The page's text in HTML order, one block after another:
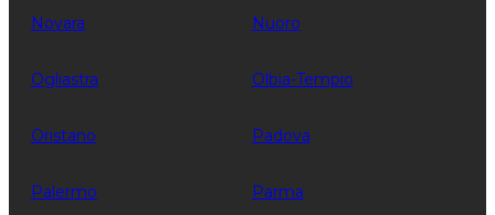
Novara Nuoro
Ogliastra Olbia-Tempio
Oristano Padova
Palermo Parma